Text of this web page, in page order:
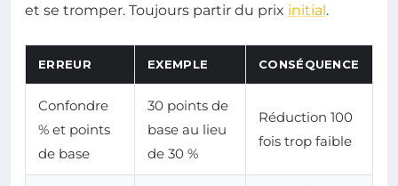
et se tromper. Toujours partir du prix initial.
ERREUR EXEMPLE CONSÉQUENCE
Confondre
% et points
de base
30 points de
base au lieu
de 30 %
Réduction 100
fois trop faible